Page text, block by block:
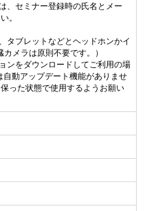
、セミナー登録時の氏名とメー
。
タブレットなどとヘッドホンかイ
メラは原則不要です。）
ンをダウンロードしてご利用の場
動アップデート機能がありませ
った状態で使用するようお願い